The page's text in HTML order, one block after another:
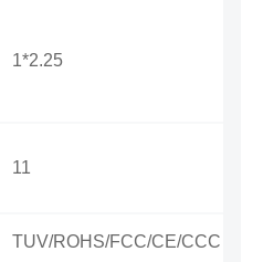
1*2.25
11
TUV/ROHS/FCC/CE/CCC